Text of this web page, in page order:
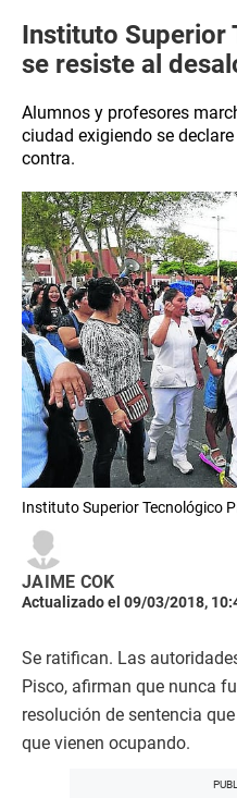
Instituto Superior
se resiste al
Alumnos y profesores
ciudad exigiendo se
contra.
Instituto Superior Tecnológico
JAIME COK
Actualizado el 09/03/2018,
Se ratifican. Las
Pisco, afirman que nunca
resolución de sentencia
que vienen ocupando.